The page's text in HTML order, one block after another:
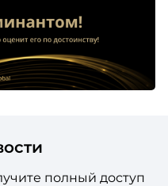
полный доступ